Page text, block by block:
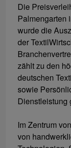
Die
Palmengarten
wurde die
der
zählt zu den
deutschen
sowie
Dienstleistung
Im Zentrum
von